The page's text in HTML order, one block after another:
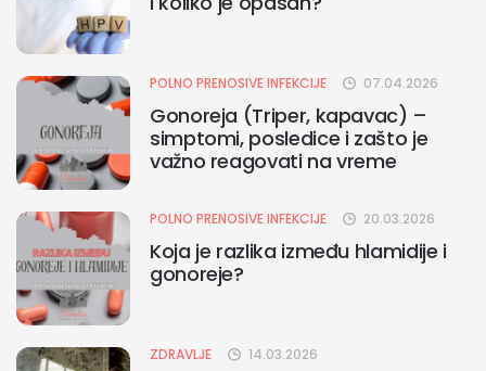
POLNO PRENOSIVE INFEKCIJE 07.04.2026
Gonoreja (Triper, kapavac) –
simptomi, posledice i zašto je
važno reagovati na vreme
POLNO PRENOSIVE INFEKCIJE 20.03.2026
Koja je razlika između hlamidije i
gonoreje?
ZDRAVLJE 14.03.2026